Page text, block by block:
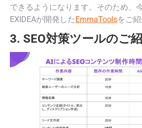
できるようになります。そのため、
EXIDEAが開発したEmmaToolsをご
3. SEO対策ツールのご